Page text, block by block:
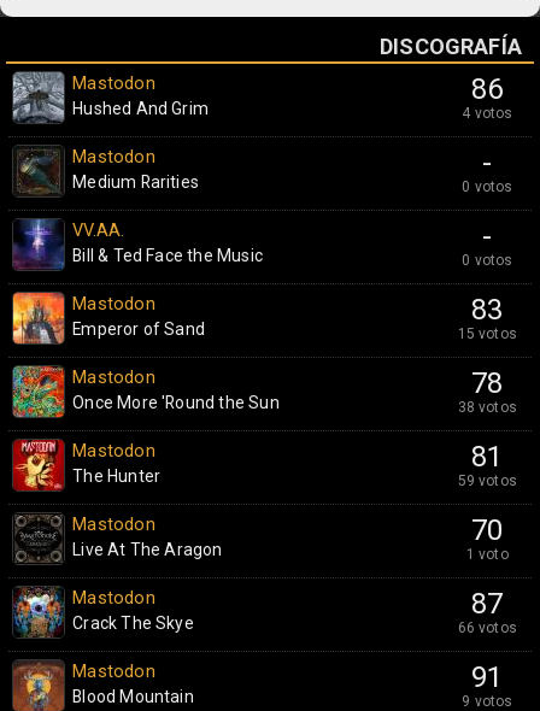
DISCOGRAFÍA
86
4 votos
Mastodon
Hushed And Grim
-
0 votos
Mastodon
Medium Rarities
-
0 votos
VV.AA.
Bill & Ted Face the Music
83
15 votos
Mastodon
Emperor of Sand
78
38 votos
Mastodon
Once More 'Round the Sun
81
59 votos
Mastodon
The Hunter
70
1 voto
Mastodon
Live At The Aragon
87
66 votos
Mastodon
Crack The Skye
91
9 votos
Mastodon
Blood Mountain